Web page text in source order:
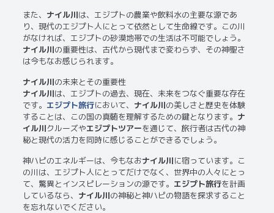
また、 ナイル川は、エジプトの農業や飲料水の主要な源であ
り、現代のエジプト人にとって依然として生命線です。この川
がなければ、エジプトの砂漠地帯での生活は不可能でしょう。
ナイル川の重要性は、古代から現代まで変わらず、その神聖さ
は今もなお感じられます。
ナイル川の未来とその重要性
ナイル川は、エジプトの過去、現在、未来をつなぐ重要な存在
です。 エジプト旅行において、 ナイル川の美しさと歴史を体験
することは、この国の真髄を理解するための鍵となります。 ナ
イル川クルーズやエジプトツアーを通じて、旅行者は古代の神
秘と現代の活力を同時に感じることができるでしょう。
神ハピのエネルギーは、今もなおナイル川に宿っています。こ
の川は、エジプト人にとってだけでなく、世界中の人々にとっ
て、驚異とインスピレーションの源です。 エジプト旅行を計画
しているなら、 ナイル川の神秘と神ハピの物語を探求すること
を忘れないでください。